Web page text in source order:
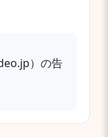
）の告